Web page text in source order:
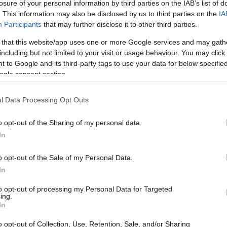
of your personal information by third parties on the IAB’s list of
This information may also be disclosed by us to third parties on the
Participants that may further disclose it to other third parties.
this website/app uses one or more Google services and may
but not limited to your visit or usage behaviour. You may
to Google and its third-party tags to use your data for below
consent section.
Data Processing Opt Outs
opt-out of the Sharing of my personal data.
opt-out of the Sale of my Personal Data.
opt-out of processing my Personal Data for Targeted
opt-out of Collection, Use, Retention, Sale, and/or Sharing
चमकदार रंगांसाठी आणि तिखट चवीसाठी ओळखली जातात. ती रुबस
स्वयंपाकात त्याचा वापरही वेगळा असतो.
आहेत. लाल रास्पबेरी सर्वात सामान्य आहेत आणि बहुतेक दुकानांमध्ये
पाहण्यासाठी देतात.
उपलब्ध असतात. पण, गोठवलेल्या रास्पबेरी वर्षभर एक उत्तम पर्याय
निरोगी नाश्ता बनतात.
माहितीने भरलेली असते. त्यात सुमारे ६४ कॅलरीज आणि १४.७ ग्रॅम
असते. यामुळे निरोगी पर्याय शोधणाऱ्यांसाठी ते एक उत्तम पर्याय बनते.
ते तुम्हाला दररोज आवश्यक असलेल्या व्हिटॅमिन सीच्या ५०% पेक्षा जास्त